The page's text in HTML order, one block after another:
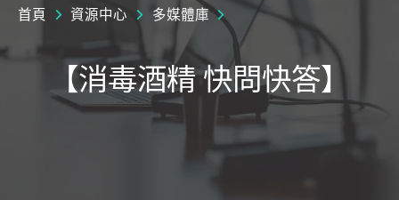
首頁 資源中心 多媒體庫
【消毒酒精 快問快答】